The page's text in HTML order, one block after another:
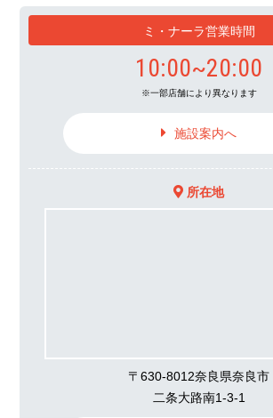
ミ・ナーラ営業時間
10:00~20:00
一部店舗により異なります
施設案内へ
所在地
〒630-8012奈良県奈良市
二条大路南1-3-1